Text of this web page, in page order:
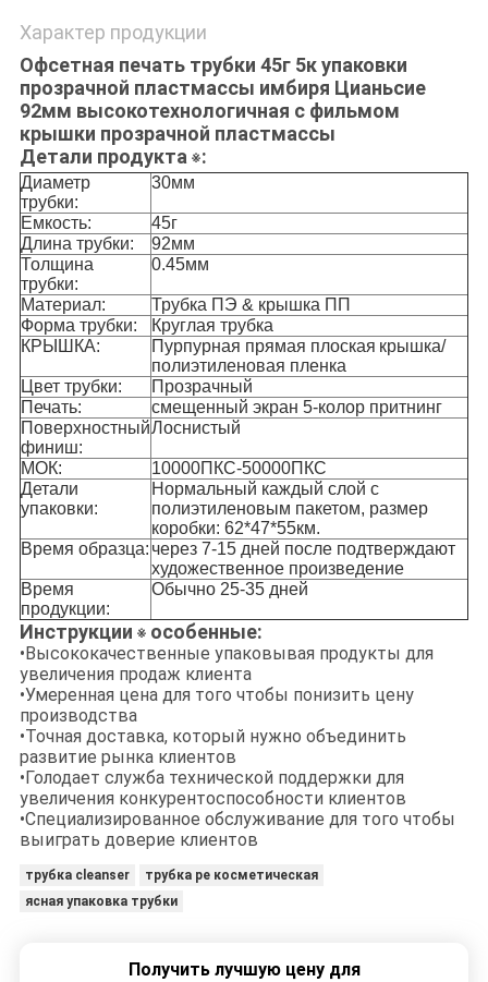
Характер продукции
Офсетная печать трубки 45г 5к упаковки
прозрачной пластмассы имбиря Цианьсие
92мм высокотехнологичная с фильмом
крышки прозрачной пластмассы
Детали продукта※:
Диаметр
трубки:
30мм
Емкость:
45г
Длина трубки:
92мм
Толщина
трубки:
0.45мм
Материал:
Трубка ПЭ & крышка ПП
Форма трубки:
Круглая трубка
КРЫШКА:
Пурпурная прямая плоская крышка/
полиэтиленовая пленка
Цвет трубки:
Прозрачный
Печать:
смещенный экран 5-колор притнинг
Поверхностный
финиш:
Лоснистый
МОК:
10000ПКС-50000ПКС
Детали
упаковки:
Нормальный каждый слой с
полиэтиленовым пакетом, размер
коробки: 62*47*55км.
Время образца: через 7-15 дней после подтверждают
художественное произведение
Время
продукции:
Обычно 25-35 дней
Инструкции ※ особенные:
•Высококачественные упаковывая продукты для
увеличения продаж клиента
•Умеренная цена для того чтобы понизить цену
производства
•Точная доставка, который нужно объединить
развитие рынка клиентов
•Голодает служба технической поддержки для
увеличения конкурентоспособности клиентов
•Специализированное обслуживание для того чтобы
выиграть доверие клиентов
трубка cleanser
трубка pe косметическая
ясная упаковка трубки
Получить лучшую цену для